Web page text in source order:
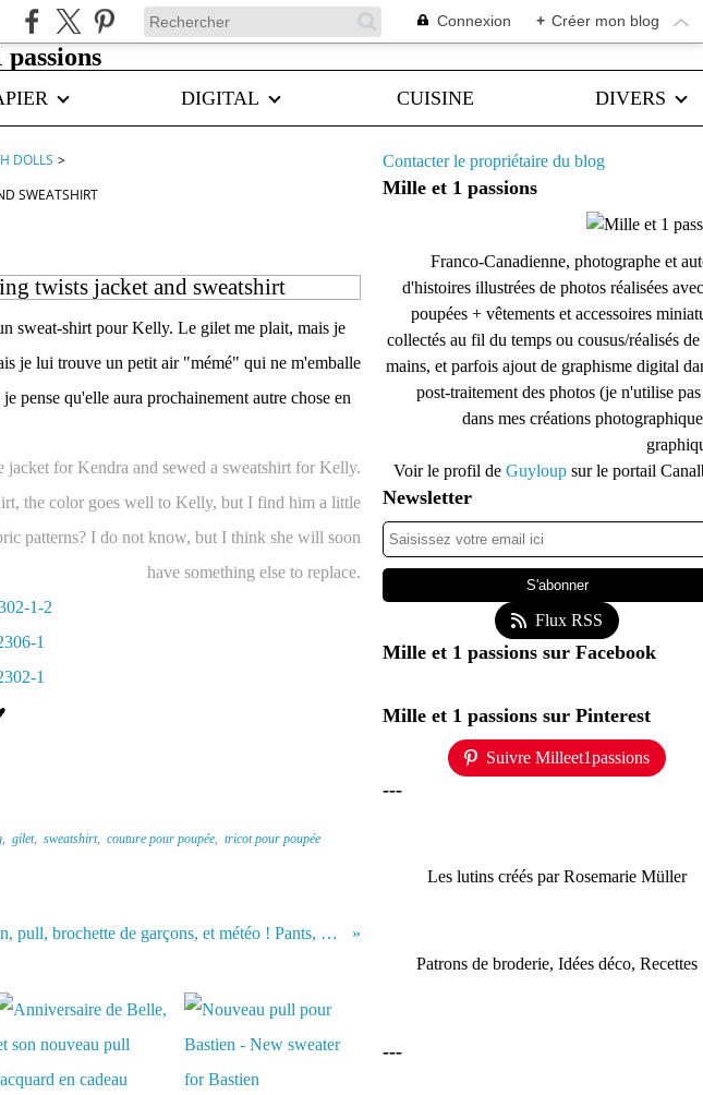
Connexion + Créer mon blog
DIGITAL CUISINE DIVERS
DOLLS >
SWEATSHIRT
twists jacket and sweatshirt
sweat-shirt pour Kelly. Le gilet me plait, mais je
je lui trouve un petit air "mémé" qui ne m'emballe
pense qu'elle aura prochainement autre chose en
jacket for Kendra and sewed a sweatshirt for Kelly.
the color goes well to Kelly, but I find him a little
patterns? I do not know, but I think she will soon
have something else to replace.
, gilet, sweatshirt, couture pour poupée, tricot pour poupée
Pantalon, pull, brochette de garçons, et météo ! Pants, sweater, boys skewer, and weather !
Contacter le propriétaire du blog
Mille et 1 passions
Franco-Canadienne, photographe et
d'histoires illustrées de photos réalisées
poupées + vêtements et accessoires
collectés au fil du temps ou cousus/réalisés de
mains, et parfois ajout de graphisme digital
post-traitement des photos (je n'utilise
dans mes créations
Voir le profil de Guyloup sur le portail
Newsletter
Flux RSS
Mille et 1 passions sur Facebook
Mille et 1 passions sur Pinterest
Suivre Milleet1passions
---
Les lutins créés par Rosemarie Müller
Patrons de broderie, Idées déco, Recettes
---